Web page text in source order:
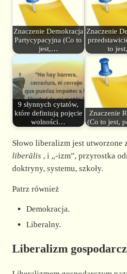
Znaczenie Demokracja
Partycypacyjna (Co to
jest,…
Znaczenie
to
9 słynnych cytatów,
które definiują pojęcie
wolności…
Znaczenie
(Co to jest,
Słowo liberalizm jest utworzone
liberālis , i „-izm”, przyrostka
doktryny, systemu, szkoły.
Patrz również
Demokracja.
Liberalny.
Liberalizm